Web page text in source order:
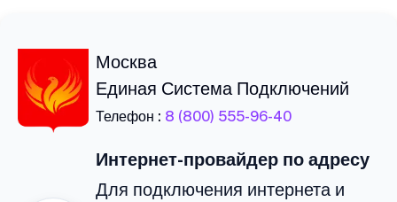
Москва
Единая Система Подключений
Телефон : 8 (800) 555-96-40
Интернет-провайдер по адресу
Для подключения интернета и